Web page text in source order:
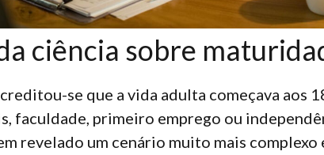
ciência sobre
se que a vida adulta começava aos
faculdade, primeiro emprego ou
revelado um cenário muito mais